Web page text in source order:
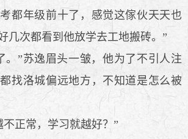
都年级前十了，感觉这傢伙天天也
几次都看到他放学去工地搬砖。”
”苏逸眉头一皱，他为了不引人注
找洛城偏远地方，不知道是怎么被
正常，学习就越好？”